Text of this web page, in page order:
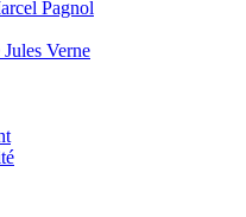
Pagnol
Verne